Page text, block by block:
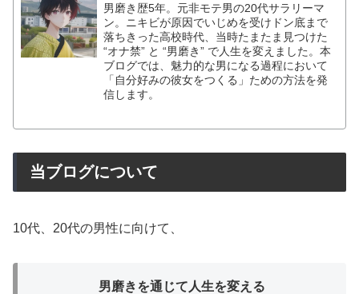
男磨き歴5年。元非モテ男の20代サラリーマ
ン。ニキビが原因でいじめを受けドン底まで
落ちきった高校時代、当時たまたま見つけた
“オナ禁” と “男磨き” で人生を変えました。本
ブログでは、魅力的な男になる過程において
「自分好みの彼女をつくる」ための方法を発
信します。
当ブログについて
10代、20代の男性に向けて、
男磨きを通じて人生を変える